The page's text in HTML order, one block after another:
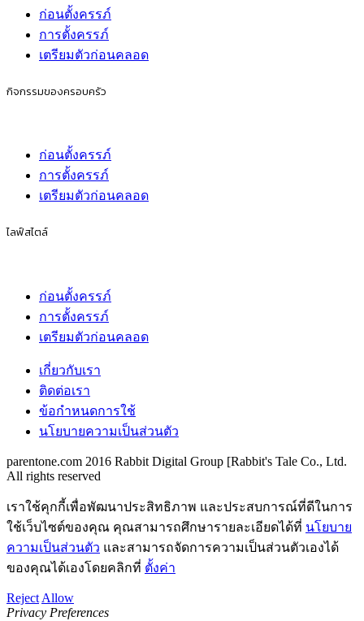
ก่อนตั้งครรภ์
การตั้งครรภ์
เตรียมตัวก่อนคลอด
กิจกรรมของครอบครัว
ก่อนตั้งครรภ์
การตั้งครรภ์
เตรียมตัวก่อนคลอด
ไลฟ์สไตล์
ก่อนตั้งครรภ์
การตั้งครรภ์
เตรียมตัวก่อนคลอด
เกี่ยวกับเรา
ติดต่อเรา
ข้อกำหนดการใช้
นโยบายความเป็นส่วนตัว
parentone.com 2016 Rabbit Digital Group [Rabbit's Tale Co., Ltd.
All rights reserved
เราใช้คุกกี้เพื่อพัฒนาประสิทธิภาพ และประสบการณ์ที่ดีในการ
ใช้เว็บไซต์ของคุณ คุณสามารถศึกษารายละเอียดได้ที่ นโยบาย
ความเป็นส่วนตัว และสามารถจัดการความเป็นส่วนตัวเองได้
ของคุณได้เองโดยคลิกที่ ตั้งค่า
Reject Allow
Privacy Preferences